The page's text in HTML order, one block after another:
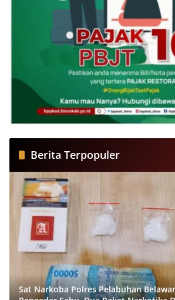
Berita Terpopuler
Sat Narkoba Polres Pelabuhan